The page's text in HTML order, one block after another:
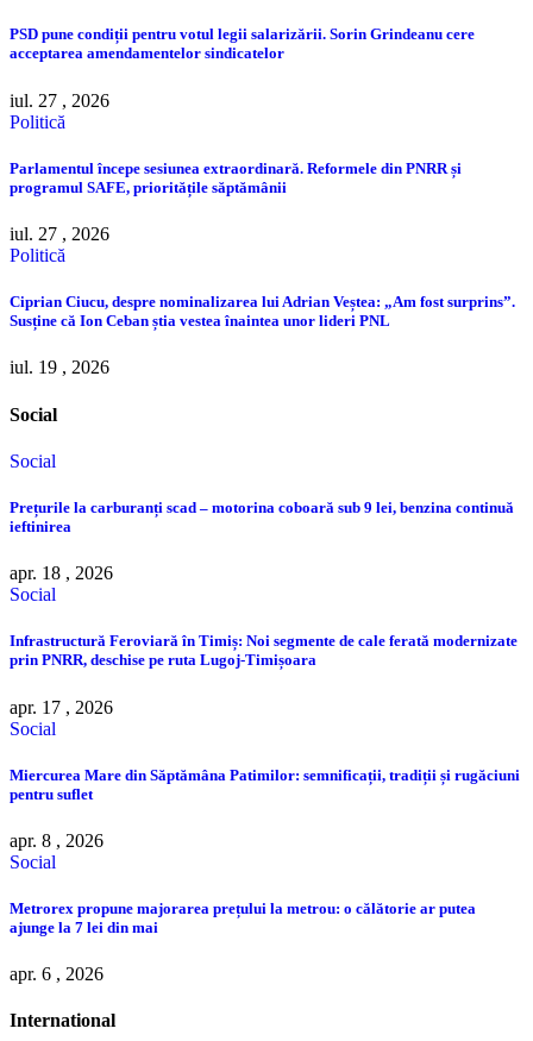
PSD pune condiții pentru votul legii salarizării. Sorin Grindeanu cere
acceptarea amendamentelor sindicatelor
iul. 27 , 2026
Politică
Parlamentul începe sesiunea extraordinară. Reformele din PNRR și
programul SAFE, prioritățile săptămânii
iul. 27 , 2026
Politică
Ciprian Ciucu, despre nominalizarea lui Adrian Veștea: „Am fost surprins”.
Susține că Ion Ceban știa vestea înaintea unor lideri PNL
iul. 19 , 2026
Social
Social
Prețurile la carburanți scad – motorina coboară sub 9 lei, benzina continuă
ieftinirea
apr. 18 , 2026
Social
Infrastructură Feroviară în Timiș: Noi segmente de cale ferată modernizate
prin PNRR, deschise pe ruta Lugoj-Timișoara
apr. 17 , 2026
Social
Miercurea Mare din Săptămâna Patimilor: semnificații, tradiții și rugăciuni
pentru suflet
apr. 8 , 2026
Social
Metrorex propune majorarea prețului la metrou: o călătorie ar putea
ajunge la 7 lei din mai
apr. 6 , 2026
International